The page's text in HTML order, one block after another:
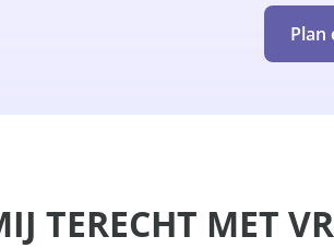
Plan
TERECHT MET